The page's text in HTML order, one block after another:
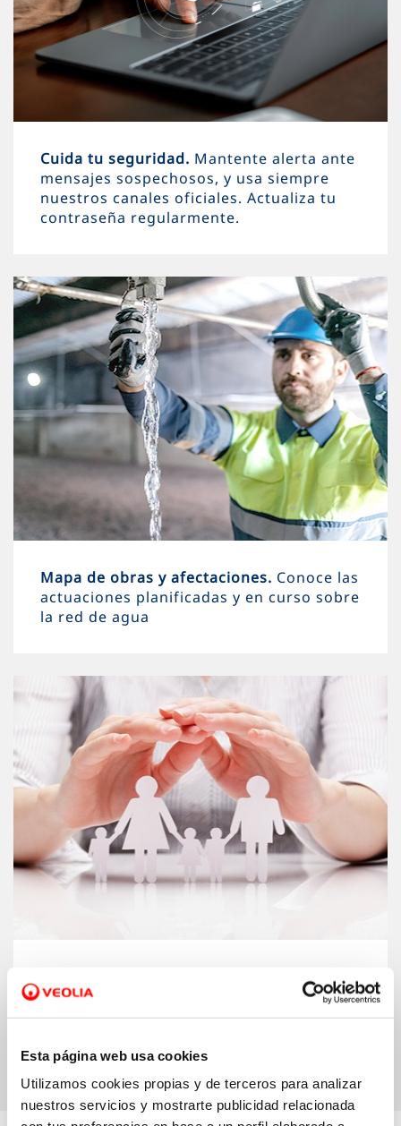
Esta página web usa cookies
Utilizamos cookies propias y de terceros para analizar
nuestros servicios y mostrarte publicidad relacionada
Cuida tu seguridad. Mantente alerta ante
mensajes sospechosos, y usa siempre
nuestros canales oficiales. Actualiza tu
contraseña regularmente.
Mapa de obras y afectaciones. Conoce las
actuaciones planificadas y en curso sobre
la red de agua
Ampliamos nuestro fondo
para ayudar a las familias a pagar el
recibo del agua